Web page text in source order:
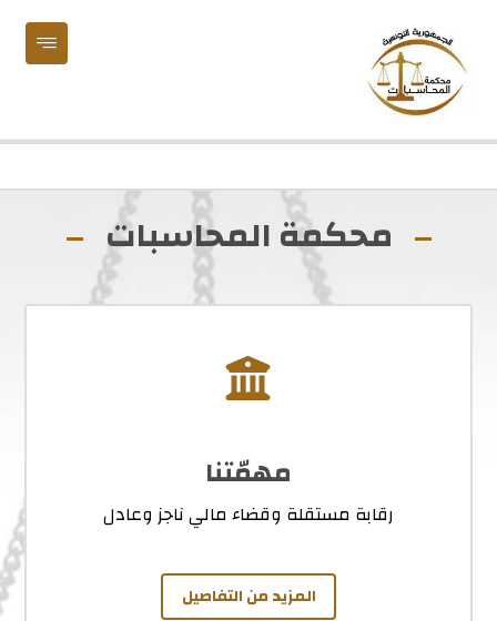
محكمة المحاسبات
مهمّتنا
رقابة مستقلة وقضاء مالي ناجز وعادل
المزيد من التفاصيل